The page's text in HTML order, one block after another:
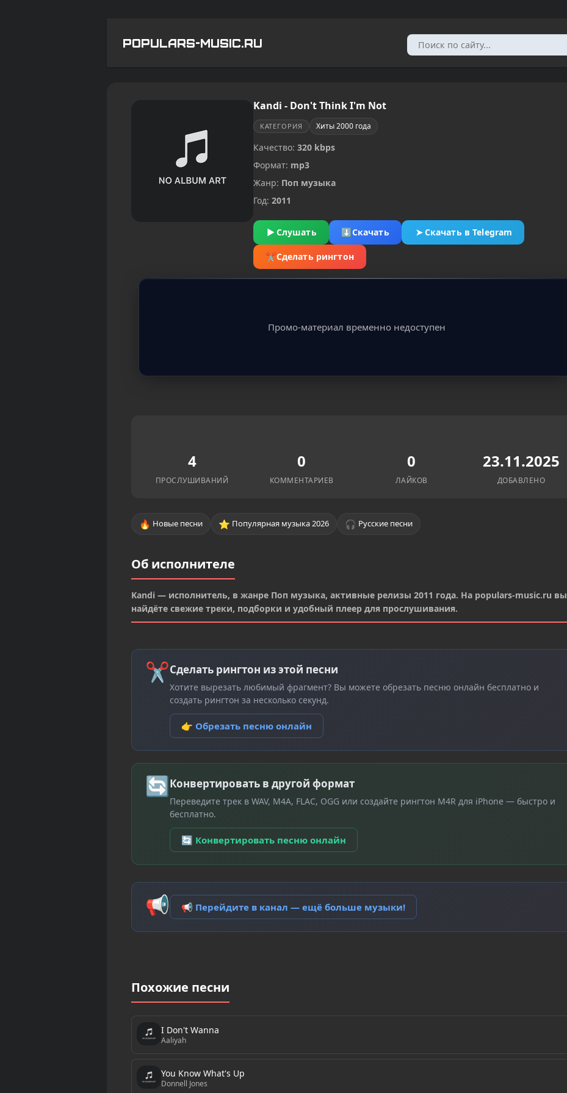
POPULARS-MUSIC.RU
Kandi - Don't Think I'm Not
КАТЕГОРИЯ Хиты 2000 года
Качество: 320 kbps
Формат: mp3
Жанр: Поп музыка
Год: 2011
▶ Слушать ⬇Скачать ➤Скачать в Telegram
✂Сделать рингтон
Промо-материал временно недоступен
4
ПРОСЛУШИВАНИЙ
0
КОММЕНТАРИЕВ
0
ЛАЙКОВ
23.11.2025
ДОБАВЛЕНО
🔥 Новые песни ⭐ Популярная музыка 2026 🎧 Русские песни
Об исполнителе
Kandi — исполнитель, в жанре Поп музыка, активные релизы 2011 года. На populars-music.ru вы
найдёте свежие треки, подборки и удобный плеер для прослушивания.
✂Сделать рингтон из этой песни
Хотите вырезать любимый фрагмент? Вы можете обрезать песню онлайн бесплатно и
создать рингтон за несколько секунд.
👉 Обрезать песню онлайн
🔄Конвертировать в другой формат
Переведите трек в WAV, M4A, FLAC, OGG или создайте рингтон M4R для iPhone — быстро и
бесплатно.
🔄 Конвертировать песню онлайн
📢 📢 Перейдите в канал — ещё больше музыки!
Похожие песни
I Don't Wanna
Aaliyah
You Know What's Up
Donnell Jones